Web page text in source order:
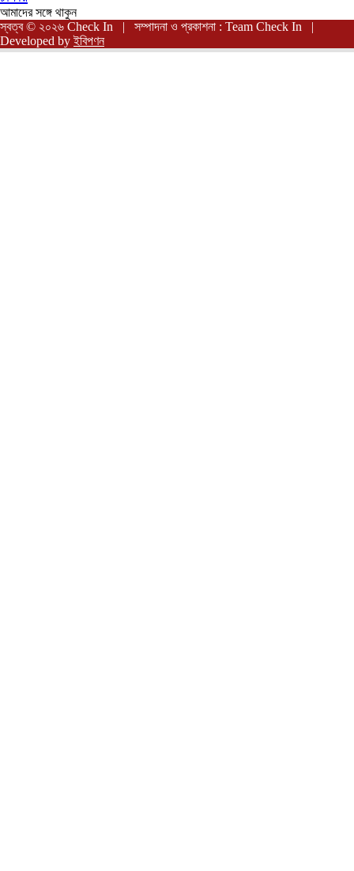
আমাদের সঙ্গে থাকুন
স্বত্ব © ২০২৬ Check In | সম্পাদনা ও প্রকাশনা : Team Check In |
Developed byইবিপণন